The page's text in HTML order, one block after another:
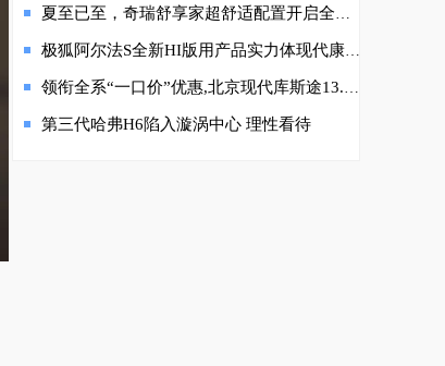
夏至已至，奇瑞舒享家超舒适配置开启全家冰爽出行模式
极狐阿尔法S全新HI版用产品实力体现代康伟的领导力
领衔全系“一口价”优惠,北京现代库斯途13.98万起
第三代哈弗H6陷入漩涡中心 理性看待